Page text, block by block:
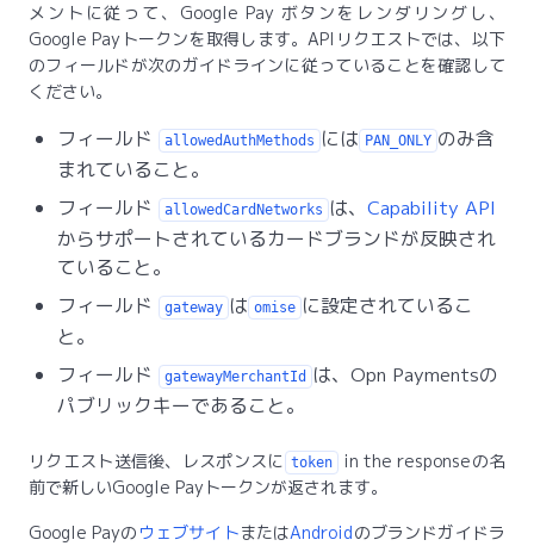
メントに従って、Google Pay ボタンをレンダリングし、
Google Payトークンを取得します。APIリクエストでは、以下
のフィールドが次のガイドラインに従っていることを確認して
ください。
フィールド allowedAuthMethods には PAN_ONLY のみ含
まれていること。
フィールド
allowedCardNetworks は、 Capability API
からサポートされているカードブランドが反映され
ていること。
フィールド
gateway は omise に設定されているこ
と。
フィールド
gatewayMerchantId は、Opn Paymentsの
パブリックキーであること。
リクエスト送信後、レスポンスに token in the responseの名
前で新しいGoogle Payトークンが返されます。
Google Payの ウェブサイトまたはAndroidのブランドガイドラ